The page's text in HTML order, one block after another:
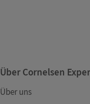
Über Cornelsen
Über uns